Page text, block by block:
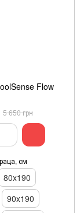
Flow
5 650 грн
см
80x190
90x190